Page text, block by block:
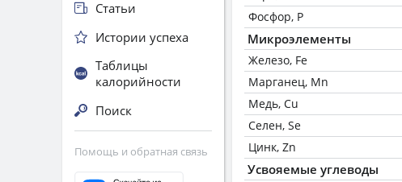
Фосфор, P
Микроэлементы
Железо, Fe
Марганец, Mn
Медь, Cu
Селен, Se
Цинк, Zn
Усвояемые углеводы
Статьи
Истории успеха
Таблицы
калорийности
Поиск
Помощь и обратная связь